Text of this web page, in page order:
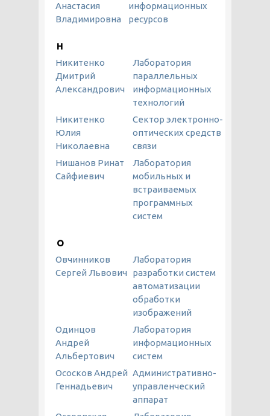
Анастасия
Владимировна
информационных
ресурсов
Н
Никитенко
Дмитрий
Александрович
Лаборатория
параллельных
информационных
технологий
Никитенко
Юлия
Николаевна
Сектор электронно-
оптических средств
связи
Нишанов Ринат
Сайфиевич
Лаборатория
мобильных и
встраиваемых
программных
систем
О
Овчинников
Сергей Львович
Лаборатория
разработки систем
автоматизации
обработки
изображений
Одинцов
Андрей
Альбертович
Лаборатория
информационных
систем
Ососков Андрей
Геннадьевич
Административно-
управленческий
аппарат